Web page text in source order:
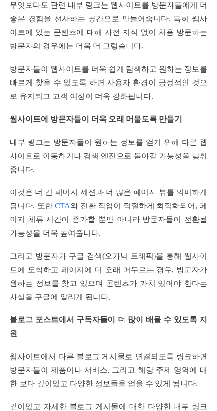
무엇보다도 관련 내부 링크는 웹사이트를 방문자들에게 더
좋은 경험을 선사하는 공간으로 만들어줍니다. 특히 웹사
이트에 있는 콘텐츠에 대해 사전 지식 없이 처음 방문하는
방문자의 경우에는 더욱 더 그렇습니다.
방문자들이 웹사이트를 더욱 쉽게 탐색하고 원하는 정보를
빠르게 찾을 수 있도록 하면 사용자 환경이 긍정적인 것으
로 유지되고 고객 여정이 더욱 강화됩니다.
웹사이트에 방문자들이 더욱 오래 머물도록 만들기
내부 링크는 방문자들이 원하는 정보를 얻기 위해 다른 웹
사이트로 이동하거나 검색 엔진으로 돌아갈 가능성을 낮춰
줍니다.
이것은 더 긴 페이지 세션과 더 많은 페이지 뷰를 의미하게
됩니다. 또한 CTA와 전환 작업이 적절하게 최적화되어, 페
이지 체류 시간이 증가할 뿐만 아니라 방문자들이 전환될
가능성을 더욱 높여줍니다.
그리고 방문자가 구글 검색(오가닉 트래픽)을 통해 웹사이
트에 도착하고 페이지에 더 오래 머무르는 경우, 방문자가
원하는 정보를 찾고 있으며 콘텐츠가 가치 있어야 한다는
사실을 구글에 알리게 됩니다.
블로그 포스트에서 구독자들이 더 많이 배울 수 있도록 지
원
웹사이트에서 다른 블로그 게시물로 연결되도록 링크하면
방문자들이 제품이나 서비스, 그리고 해당 주제 영역에 대
한 보다 깊이있고 다양한 정보들을 얻을 수 있게 됩니다.
깊이있고 자세한 블로그 게시물에 대한 다양한 내부 링크